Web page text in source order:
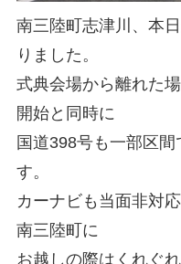
南三陸町志津川、本
りました。
式典会場から離れた
開始と同時に
国道398号も一部区
す。
カーナビも当面非対
南三陸町に
お越しの際はくれぐ